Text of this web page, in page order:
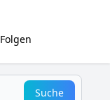
Folgen
Suche